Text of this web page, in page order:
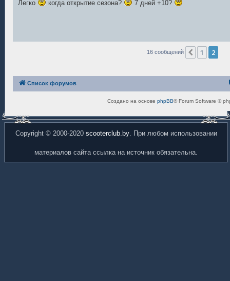
б
Легко когда открытие сезона? 7 дней +10?
16 сообщений Пред.
1 2
Список форумов
Создано на основе phpBB® Forum Software ©
Copyright © 2000-2020 scooterclub.by. При любом использовании
материалов сайта ссылка на источник обязательна.